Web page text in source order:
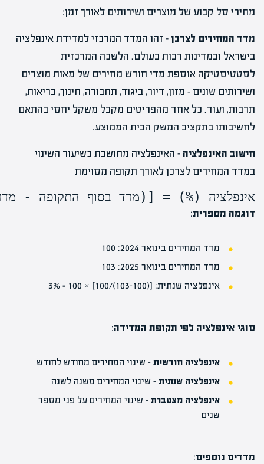
מחירי סל קבוע של מוצרים ושירותים לאורך זמן:
מדד המחירים לצרכן– זהו המדד המרכזי למדידת אינפלציה
בישראל ובמדינות רבות בעולם. הלשכה המרכזית
לסטטיסטיקה אוספת מדי חודש מחירים של מאות מוצרים
ושירותים שונים – מזון, דיור, ביגוד, תחבורה, חינוך, בריאות,
תרבות, ועוד. כל אחד מהפריטים מקבל משקל יחסי בהתאם
לחשיבותו בתקציב המשק הבית הממוצע.
חישוב האינפלציה – האינפלציה מחושבת כשיעור השינוי
במדד המחירים לצרכן לאורך תקופה מסוימת
אינפלציה (%) = [(מדד בסוף התקופה -
דוגמה מספרית:
מדד המחירים בינואר 2024: 100
מדד המחירים בינואר 2025: 103
אינפלציה שנתית: [(103-100)/100] × 100 = 3%
סוגי אינפלציה לפי תקופת המדידה:
אינפלציה חודשית – שינוי המחירים מחודש לחודש
אינפלציה שנתית – שינוי המחירים משנה לשנה
אינפלציה מצטברת – שינוי המחירים על פני מספר
שנים
מדדים נוספים: